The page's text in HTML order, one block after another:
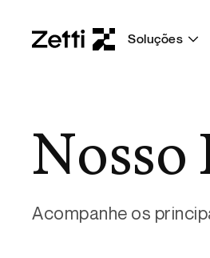
Soluções
Nosso
Acompanhe os